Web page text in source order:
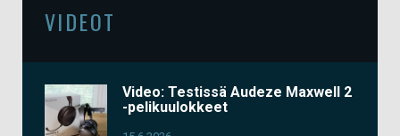
VIDEOT
Video: Testissä Audeze Maxwell 2
-pelikuulokkeet